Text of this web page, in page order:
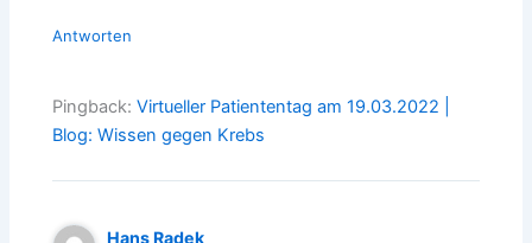
Antworten
Pingback:Virtueller Patiententag am 19.03.2022 |
Blog: Wissen gegen Krebs
Hans Radek